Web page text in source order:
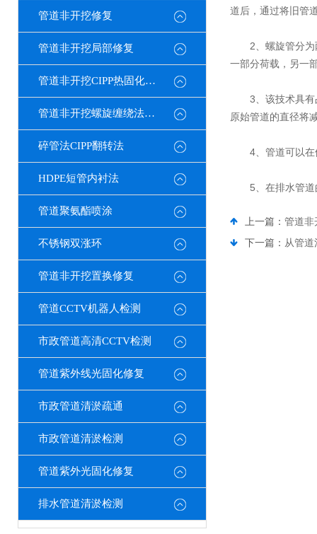
管道非开挖修复
管道非开挖局部修复
管道非开挖CIPP热固化修复
管道非开挖螺旋缠绕法修复
碎管法CIPP翻转法
HDPE短管内衬法
管道聚氨酯喷涂
不锈钢双涨环
管道非开挖置换修复
管道CCTV机器人检测
市政管道高清CCTV检测
管道紫外线光固化修复
市政管道清淤疏通
市政管道清淤检测
管道紫外光固化修复
排水管道清淤检测
道后，通过将旧管
2、螺旋管分为两
一部分荷载，另一
3、该技术具有占
原始管道的直径将
4、管道可以在供
5、在排水管道
上一篇： 管道非
下一篇： 从管道